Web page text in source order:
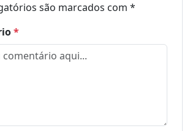
são marcados com *
*